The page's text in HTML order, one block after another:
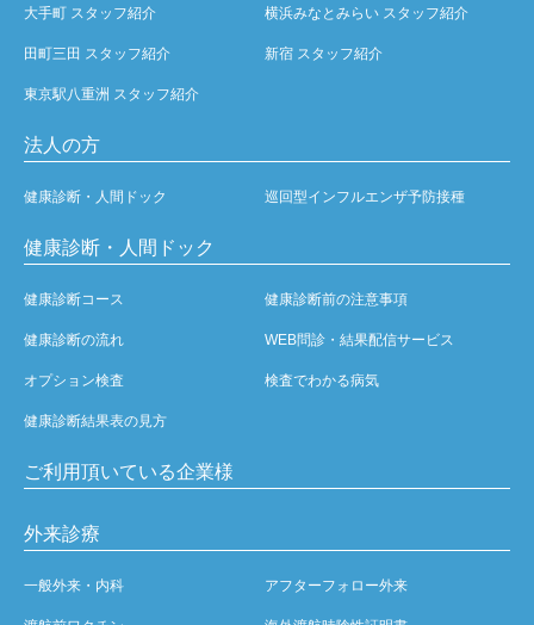
大手町 スタッフ紹介 横浜みなとみらい スタッフ紹介
田町三田 スタッフ紹介 新宿 スタッフ紹介
東京駅八重洲 スタッフ紹介
法人の方
健康診断・人間ドック 巡回型インフルエンザ予防接種
健康診断・人間ドック
健康診断コース 健康診断前の注意事項
健康診断の流れ WEB問診・結果配信サービス
オプション検査 検査でわかる病気
健康診断結果表の見方
ご利用頂いている企業様
外来診療
一般外来・内科 アフターフォロー外来